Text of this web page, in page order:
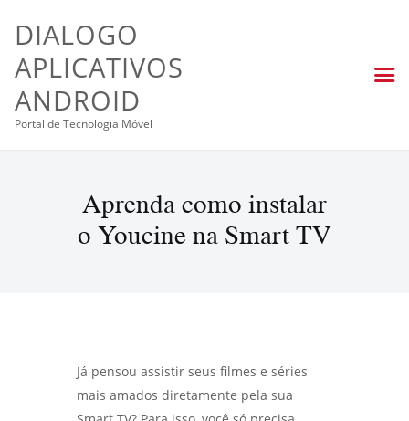
DIALOGO
APLICATIVOS
ANDROID
Portal de Tecnologia Móvel
Aprenda como instalar
o Youcine na Smart TV
Já pensou assistir seus filmes e séries
mais amados diretamente pela sua